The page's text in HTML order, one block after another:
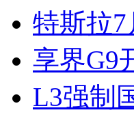
特斯拉7
享界G9
L3强制